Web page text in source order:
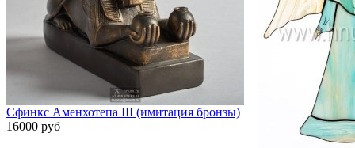
Сфинкс Аменхотепа III (имитация бронзы)
16000 руб